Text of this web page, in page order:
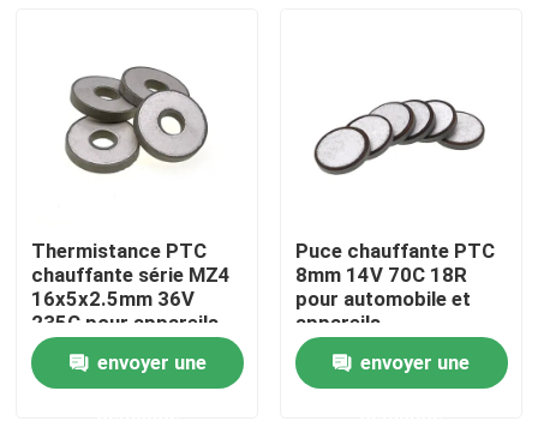
À propos de nous
Contrôle de la qualité
Nous contacter
Thermistance PTC
chauffante série MZ4
16x5x2.5mm 36V
235C pour appareils
automobiles
envoyer une
Puce chauffante PTC
8mm 14V 70C 18R
pour automobile et
appareils
électroménagers
envoyer une